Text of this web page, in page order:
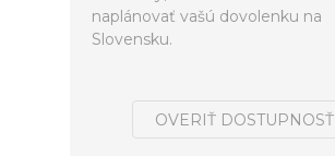
naplánovať vašú dovolenku na
Slovensku.
OVERIŤ DOSTUPNOSŤ